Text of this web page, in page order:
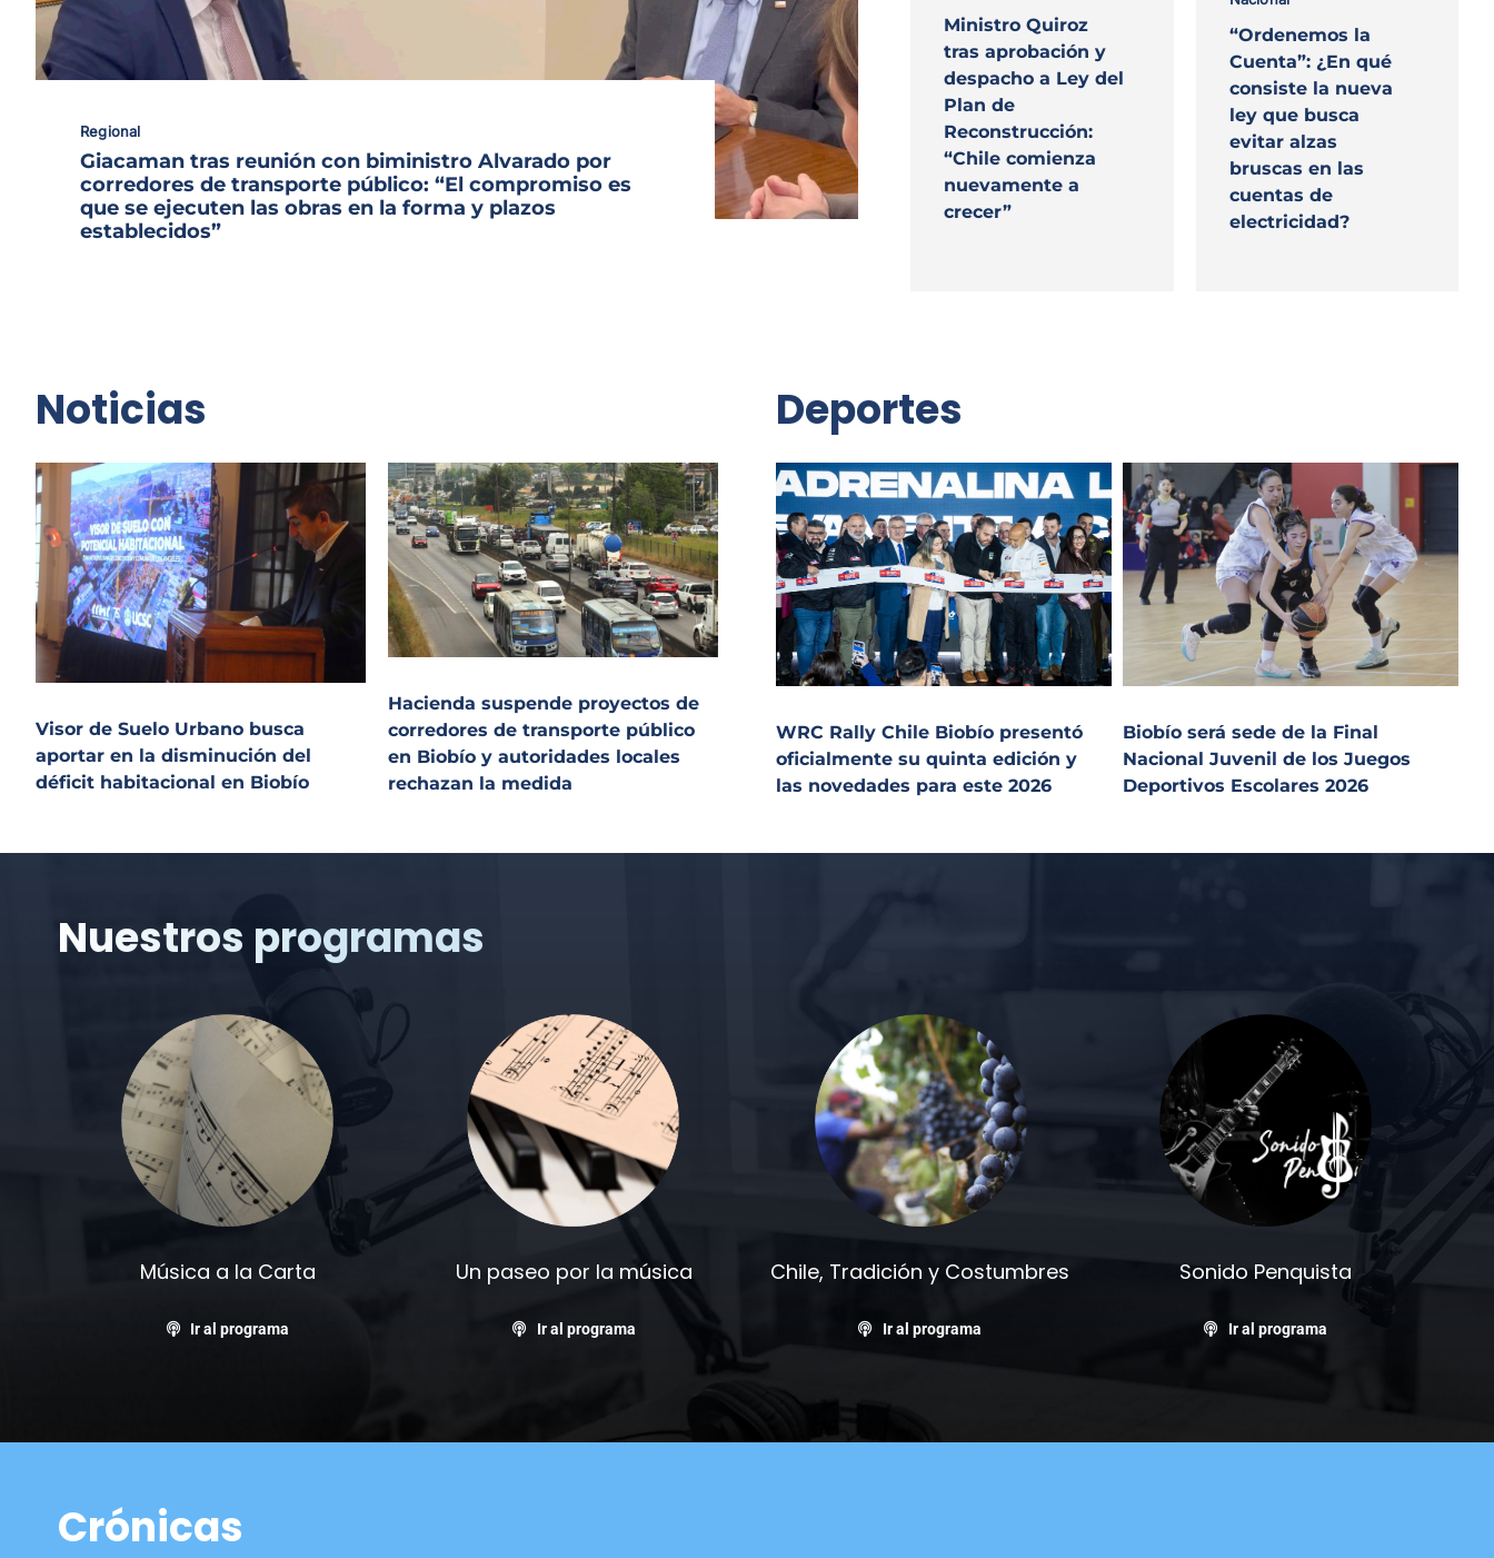
Archivo Sonoro
Regional
Giacaman tras reunión con biministro Alvarado por
corredores de transporte público: “El compromiso es
que se ejecuten las obras en la forma y plazos
establecidos”
Ministro Quiroz
tras aprobación y
despacho a Ley del
Plan de
Reconstrucción:
“Chile comienza
nuevamente a
crecer”
“Ordenemos la
Cuenta”: ¿En qué
consiste la nueva
ley que busca
evitar alzas
bruscas en las
cuentas de
electricidad?
Noticias
Visor de Suelo Urbano busca
aportar en la disminución del
déficit habitacional en Biobío
Hacienda suspende proyectos de
corredores de transporte público
en Biobío y autoridades locales
rechazan la medida
Deportes
WRC Rally Chile Biobío presentó
oficialmente su quinta edición y
las novedades para este 2026
Biobío será sede de la Final
Nacional Juvenil de los Juegos
Deportivos Escolares 2026
Nuestros programas
Música a la Carta
Ir al programa
Un paseo por la música
Ir al programa
Chile, Tradición y Costumbres
Ir al programa
Sonido Penquista
Ir al programa
Crónicas